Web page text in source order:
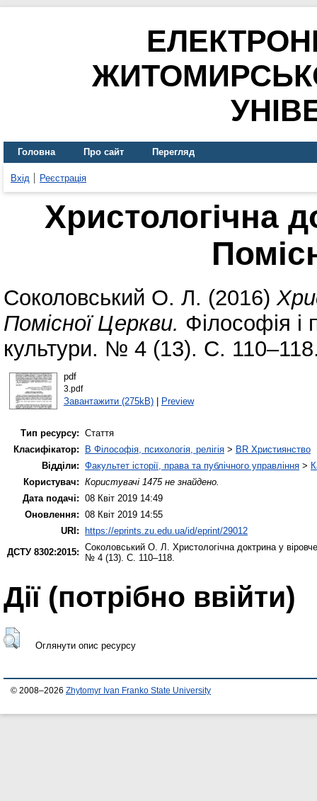
Головна Про сайт Перегляд
Вхід Реєстрація
Христологічна
Соколовський О. Л. (2016)
Помісної Церкви. Філософія і
культури. № 4 (13). С.
pdf
3.pdf
Завантажити (275kB)| Preview
Тип ресурсу: Стаття
Класифікатор:
B Філософія, психологія, релігія > BR Християнство
Відділи: Факультет історії, права та публічного управління >
Користувач: Користувачі 1475 не знайдено.
Дата подачі: 08 Квіт 2019 14:49
Оновлення: 08 Квіт 2019 14:55
URI:
https://eprints.zu.edu.ua/id/eprint/29012
ДСТУ 8302:2015: Соколовський О. Л. Христологічна доктрина у
№ 4 (13). С. 110–118.
Дії ​​(потрібно ввійти)
Оглянути опис ресурсу
© 2008–2026 Zhytomyr Ivan Franko State University